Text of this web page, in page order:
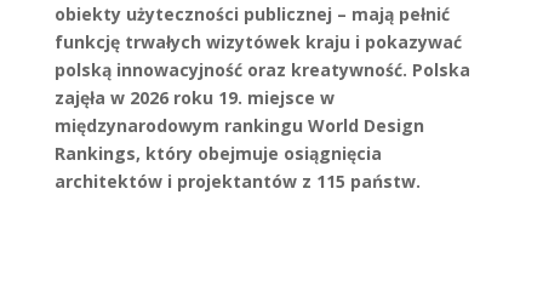
obiekty użyteczności publicznej – mają pełnić
funkcję trwałych wizytówek kraju i pokazywać
polską innowacyjność oraz kreatywność. Polska
zajęła w 2026 roku 19. miejsce w
międzynarodowym rankingu World Design
Rankings, który obejmuje osiągnięcia
architektów i projektantów z 115 państw.